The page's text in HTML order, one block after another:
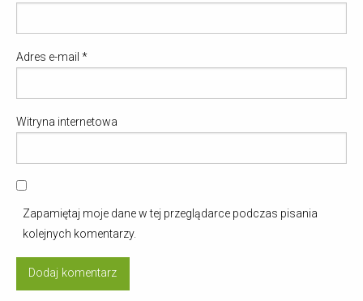
Adres e-mail *
Witryna internetowa
Zapamiętaj moje dane w tej przeglądarce podczas pisania
kolejnych komentarzy.